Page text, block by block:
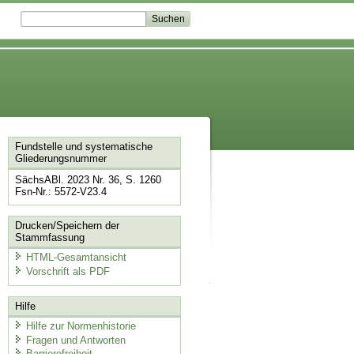
Fundstelle und systematische
Gliederungsnummer
SächsABl. 2023 Nr. 36, S. 1260
Fsn-Nr.: 5572-V23.4
Drucken/Speichern der
Stammfassung
HTML-Gesamtansicht
Vorschrift als PDF
Hilfe
Hilfe zur Normenhistorie
Fragen und Antworten